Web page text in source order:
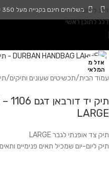
דלג לניווט
דלג לתוכן ראשי
משלוחים חינם בקנייה מעל 350 ש"ח
אזל מ
המלאי
עמוד הבית/תכשיטים שעונים ותיקים/
LARGE
תיק צד אופנתי לגבר LARGE
תיק ליום-יום שמכיל תאים פנימיים